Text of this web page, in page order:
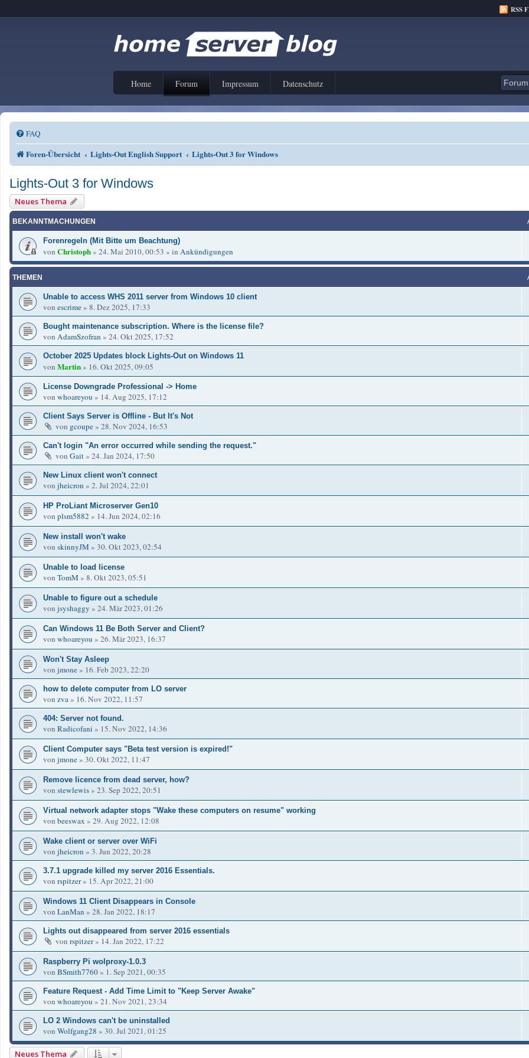
RSS
Home Forum Impressum Datenschutz
FAQ
Foren-Übersicht Lights-Out English Support Lights-Out 3 for Windows
Lights-Out 3 for Windows
Neues Thema
BEKANNTMACHUNGEN
Forenregeln (Mit Bitte um Beachtung)
von Christoph» 24. Mai 2010, 00:53 » in Ankündigungen
THEMEN
Unable to access WHS 2011 server from Windows 10 client
von escrime» 8. Dez 2025, 17:33
Bought maintenance subscription. Where is the license file?
von AdamSzofran » 24. Okt 2025, 17:52
October 2025 Updates block Lights-Out on Windows 11
von Martin» 16. Okt 2025, 09:05
License Downgrade Professional -> Home
von whoareyou » 14. Aug 2025, 17:12
Client Says Server is Offline - But It's Not
von gcoupe» 28. Nov 2024, 16:53
Can't login "An error occurred while sending the request."
von Gait» 24. Jan 2024, 17:50
New Linux client won't connect
von jheicron » 2. Jul 2024, 22:01
HP ProLiant Microserver Gen10
von plsm5882 » 14. Jun 2024, 02:16
New install won't wake
von skinnyJM» 30. Okt 2023, 02:54
Unable to load license
von TomM» 8. Okt 2023, 05:51
Unable to figure out a schedule
von jsyshaggy » 24. Mär 2023, 01:26
Can Windows 11 Be Both Server and Client?
von whoareyou » 26. Mär 2023, 16:37
Won't Stay Asleep
von jmone» 16. Feb 2023, 22:20
how to delete computer from LO server
von zva » 16. Nov 2022, 11:57
404: Server not found.
von Radicofani » 15. Nov 2022, 14:36
Client Computer says "Beta test version is expired!"
von jmone» 30. Okt 2022, 11:47
Remove licence from dead server, how?
von stewlewis» 23. Sep 2022, 20:51
Virtual network adapter stops "Wake these computers on resume" working
von beeswax » 29. Aug 2022, 12:08
Wake client or server over WiFi
von jheicron » 3. Jun 2022, 20:28
3.7.1 upgrade killed my server 2016 Essentials.
von rspitzer» 15. Apr 2022, 21:00
Windows 11 Client Disappears in Console
von LanMan » 28. Jan 2022, 18:17
Lights out disappeared from server 2016 essentials
von rspitzer» 14. Jan 2022, 17:22
Raspberry Pi wolproxy-1.0.3
von BSmith7760» 1. Sep 2021, 00:35
Feature Request - Add Time Limit to "Keep Server Awake"
von whoareyou » 21. Nov 2021, 23:34
LO 2 Windows can't be uninstalled
von Wolfgang28 » 30. Jul 2021, 01:25
Neues Thema